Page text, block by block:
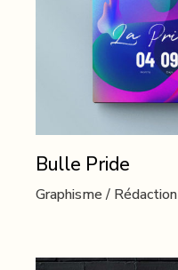
Bulle Pride
Graphisme Rédaction